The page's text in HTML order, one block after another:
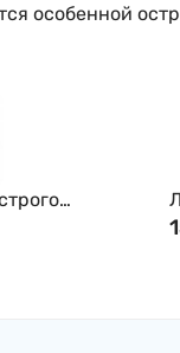
особенной
Нонгшим